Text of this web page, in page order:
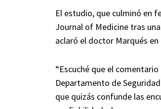
El estudio, que culminó en
Journal of Medicine tras
aclaró el doctor Marqués
“Escuché que el
Departamento de
que quizás confunde las